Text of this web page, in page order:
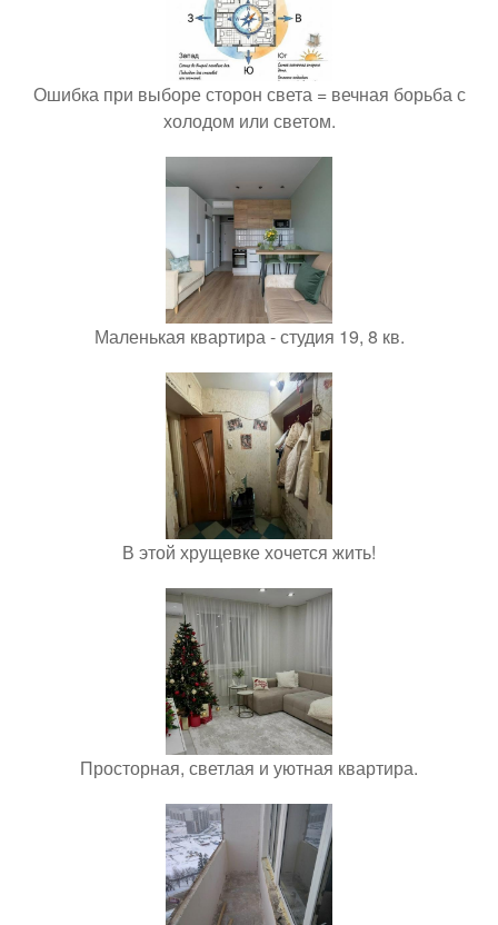
Ошибка при выборе сторон света = вечная борьба с
холодом или светом.
Маленькая квартира - студия 19, 8 кв.
В этой хрущевке хочется жить!
Просторная, светлая и уютная квартира.